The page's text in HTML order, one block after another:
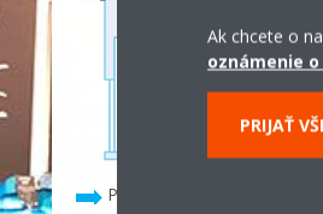
Prúd vzduchu vstupujúci z
Ak chcete o
oznámenie
PRIJAŤ